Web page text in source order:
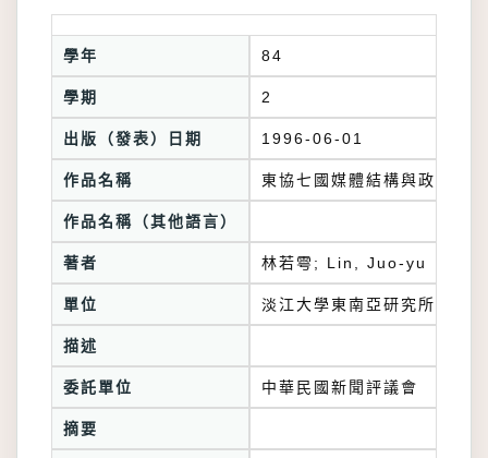
學年 84
學期 2
出版（發表）日期 1996-06-01
作品名稱 東協七國媒體結構與政經結
作品名稱（其他語言）
著者 林若雩; Lin, Juo-yu
單位 淡江大學東南亞研究所
描述
委託單位 中華民國新聞評議會
摘要